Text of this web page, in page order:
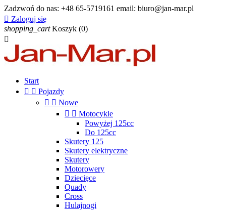
Zadzwoń do nas: +48 65-5719161 email: biuro@jan-mar.pl
 Zaloguj się
shopping_cart Koszyk (0)

Start
  Pojazdy
  Nowe
  Motocykle
Powyżej 125cc
Do 125cc
Skutery 125
Skutery elektryczne
Skutery
Motorowery
Dziecięce
Quady
Cross
Hulajnogi